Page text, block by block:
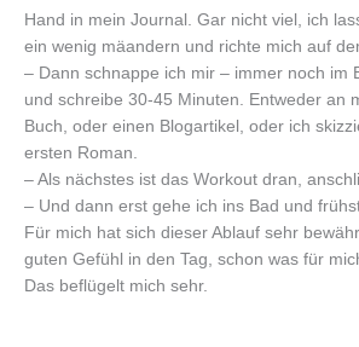
Hand in mein Journal. Gar nicht viel, ich
ein wenig mäandern und richte mich auf
– Dann schnappe ich mir – immer noch im
und schreibe 30-45 Minuten. Entweder an
Buch, oder einen Blogartikel, oder ich
ersten Roman.
– Als nächstes ist das Workout dran,
– Und dann erst gehe ich ins Bad und
Für mich hat sich dieser Ablauf sehr
guten Gefühl in den Tag, schon was für
Das beflügelt mich sehr.